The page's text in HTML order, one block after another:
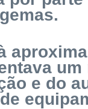
um
e do